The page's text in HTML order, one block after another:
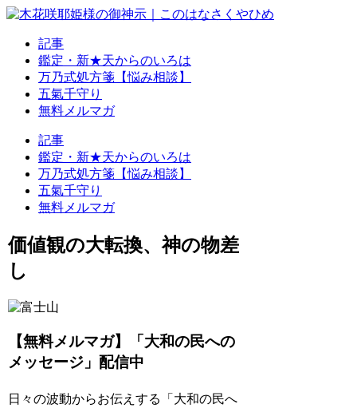
記事
鑑定・新★天からのいろは
万乃式処方箋【悩み相談】
五氣千守り
無料メルマガ
記事
鑑定・新★天からのいろは
万乃式処方箋【悩み相談】
五氣千守り
無料メルマガ
価値観の大転換、神の物差
し
【無料メルマガ】「大和の民への
メッセージ」配信中
日々の波動からお伝えする「大和の民へ